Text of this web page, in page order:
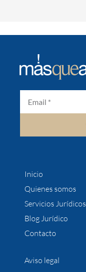
Inicio
Quienes somos
Servicios Jurídicos
Blog Jurídico
Contacto
Aviso legal